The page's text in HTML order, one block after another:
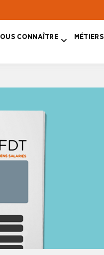
CONNAÎTRE MÉTIERS